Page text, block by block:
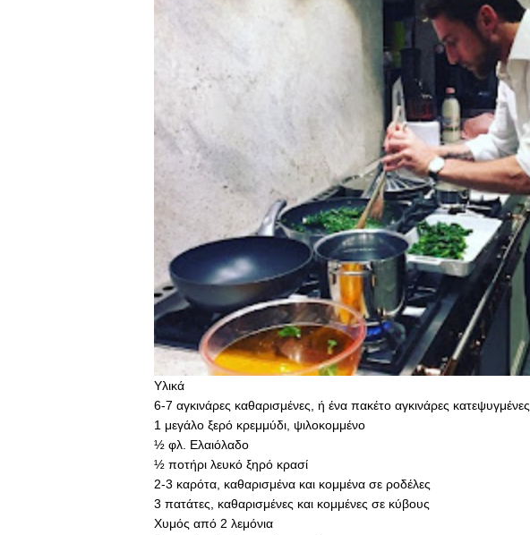
Υλικά
6-7 αγκινάρες καθαρισμένες, ή ένα πακέτο αγκινάρες κατεψυγμένες
1 μεγάλο ξερό κρεμμύδι, ψιλοκομμένο
½ φλ. Ελαιόλαδο
½ ποτήρι λευκό ξηρό κρασί
2-3 καρότα, καθαρισμένα και κομμένα σε ροδέλες
3 πατάτες, καθαρισμένες και κομμένες σε κύβους
Χυμός από 2 λεμόνια